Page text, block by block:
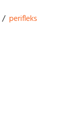
/ perifleks